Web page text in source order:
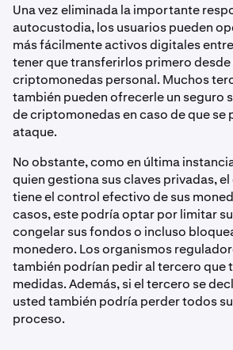
Una vez eliminada la importante
autocustodia, los usuarios pueden
más fácilmente activos digitales
tener que transferirlos primero
criptomonedas personal. Muchos
también pueden ofrecerle un seguro
de criptomonedas en caso de que se
ataque.
No obstante, como en última
quien gestiona sus claves privadas,
tiene el control efectivo de sus
casos, este podría optar por limitar
congelar sus fondos o incluso
monedero. Los organismos
también podrían pedir al tercero que
medidas. Además, si el tercero se
usted también podría perder todos
proceso.